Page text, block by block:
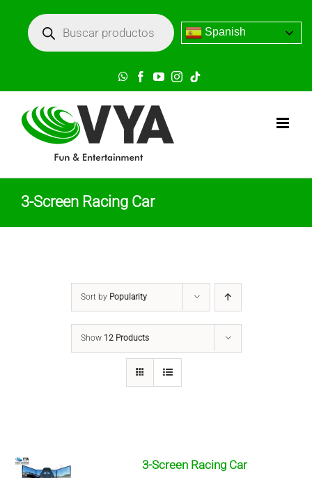
Búsqueda
de
productos
Spanish
WhatsApp
Facebook
YouTubeInstagram
Tik
3-Screen Racing Car
Sort by Popularity
Show 12 Products
3-Screen Racing Car